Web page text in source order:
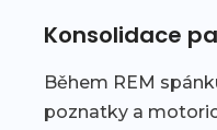
Konsolidace
Během REM
poznatky a